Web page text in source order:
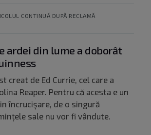
CONTINUĂ DUPĂ RECLAMĂ
ardei din lume a doborât
creat de Ed Currie, cel care a
Reaper. Pentru că acesta e un
încrucișare, de o singură
sale nu vor fi vândute.